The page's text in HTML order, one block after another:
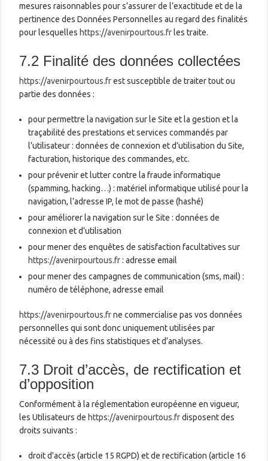
mesures raisonnables pour s’assurer de l’exactitude et de la
pertinence des Données Personnelles au regard des finalités
pour lesquelleshttps://avenirpourtous.frles traite.
7.2 Finalité des données collectées
https://avenirpourtous.frest susceptible de traiter tout ou
partie des données :
pour permettre la navigation sur le Site et la gestion et la
traçabilité des prestations et services commandés par
l’utilisateur : données de connexion et d’utilisation du Site,
facturation, historique des commandes, etc.
pour prévenir et lutter contre la fraude informatique
(spamming, hacking…) : matériel informatique utilisé pour la
navigation, l’adresse IP, le mot de passe (hashé)
pour améliorer la navigation sur le Site : données de
connexion et d’utilisation
pour mener des enquêtes de satisfaction facultatives sur
https://avenirpourtous.fr: adresse email
pour mener des campagnes de communication (sms, mail) :
numéro de téléphone, adresse email
https://avenirpourtous.frne commercialise pas vos données
personnelles qui sont donc uniquement utilisées par
nécessité ou à des fins statistiques et d’analyses.
7.3 Droit d’accès, de rectification et
d’opposition
Conformément à la réglementation européenne en vigueur,
les Utilisateurs dehttps://avenirpourtous.frdisposent des
droits suivants :
droit d'accès (article 15 RGPD) et de rectification (article 16